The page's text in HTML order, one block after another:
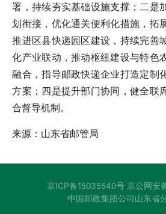
署，持续夯实基础设施支撑；二是
划衔接，优化通关便利化措施，拓
推进区县快递园区建设，持续完善
化产业联动，推动枢纽建设与特色
融合，指导邮政快递企业打造定制
方案；四是提升部门协同，健全联
合督导机制。
来源：山东省邮管局
京ICP备15035540号 京公网安
中国邮政集团公司山东省